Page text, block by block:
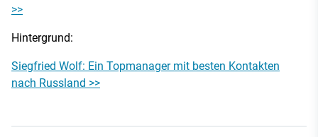
>>
Hintergrund:
Siegfried Wolf: Ein Topmanager mit besten Kontakten
nach Russland >>